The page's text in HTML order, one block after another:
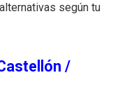
según tu
/